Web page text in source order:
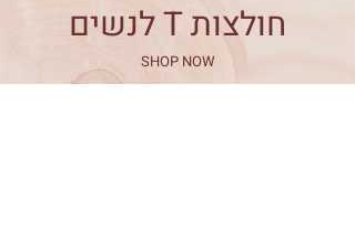
חולצות T לנשים
SHOP NOW